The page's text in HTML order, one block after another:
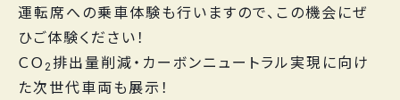
運転席への乗車体験も行いますので、この機会にぜ
ひご体験ください！
ＣＯ 2排出量削減・カーボンニュートラル実現に向け
た次世代車両も展示！